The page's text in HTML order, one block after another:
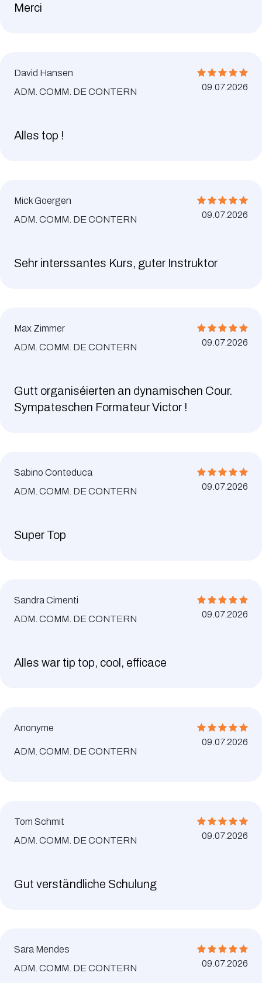
Merci
David Hansen
ADM. COMM. DE CONTERN
09.07.2026
Alles top !
Mick Goergen
ADM. COMM. DE CONTERN
09.07.2026
Sehr interssantes Kurs, guter Instruktor
Max Zimmer
ADM. COMM. DE CONTERN
09.07.2026
Gutt organiséierten an dynamischen Cour.
Sympateschen Formateur Victor !
Sabino Conteduca
ADM. COMM. DE CONTERN
09.07.2026
Super Top
Sandra Cimenti
ADM. COMM. DE CONTERN
09.07.2026
Alles war tip top, cool, efficace
Anonyme
ADM. COMM. DE CONTERN
09.07.2026
Tom Schmit
ADM. COMM. DE CONTERN
09.07.2026
Gut verständliche Schulung
Sara Mendes
ADM. COMM. DE CONTERN
09.07.2026